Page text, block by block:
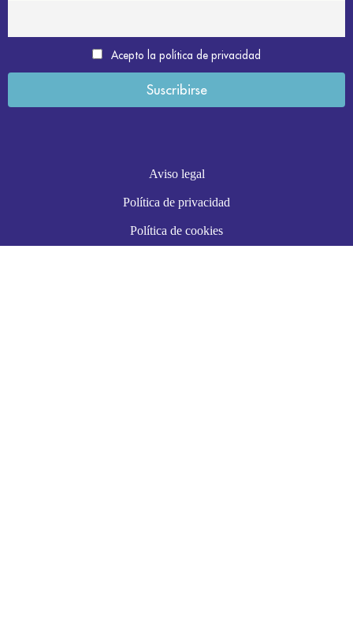
Acepto la política de privacidad
Aviso legal
Política de privacidad
Política de cookies